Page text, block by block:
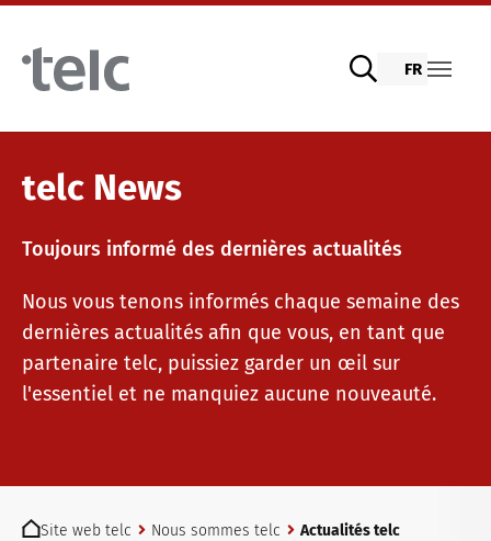
Skip to main content
Examens de langue
Examens numériques telc avec DIGItelc 2.0
Examens de certification
Examens telc à Bad Homburg
Matériel pédagogique
Allemand pour l’intégration
Allemand professionnel
Offres de formation
Qualifications : évaluer et examiner
L'avenir parle telc
FR
telc News
Toujours informé des dernières actualités
Nous vous tenons informés chaque semaine des
dernières actualités afin que vous, en tant que
partenaire telc, puissiez garder un œil sur
l'essentiel et ne manquiez aucune nouveauté.
Site web telc
Nous sommes telc Actualités telc